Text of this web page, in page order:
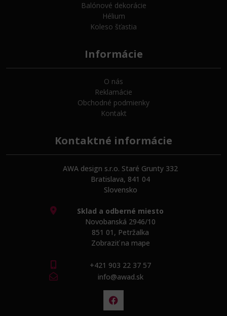
Balónové dekorácie
Hélium
Koleso šťastia
Informácie
O nás
Reklamácie
Obchodné podmienky
Kontakt
Kontaktné informácie
AWA design s.r.o. Staré Grunty 332
Bratislava, 841 04
Slovensko
Sklad a odberné miesto
Novobanská 2946/10
851 01, Petržalka
Zobraziť na mape
+421 903 22 37 57
info@awad.sk